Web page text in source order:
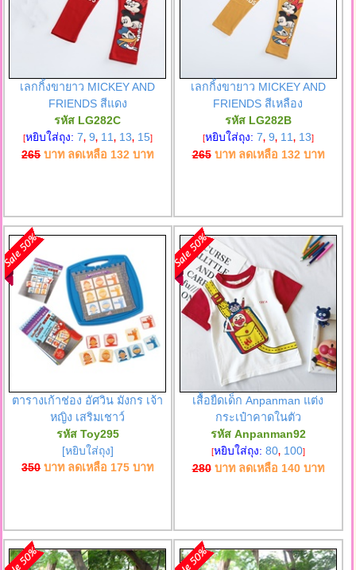
เลกกิ้งขายาว MICKEY AND
FRIENDS สีแดง
รหัส LG282C
[หยิบใส่ถุง: 7, 9, 11 , 13, 15]
265บาท ลดเหลือ 132 บาท
เลกกิ้งขายาว MICKEY AND
FRIENDS สีเหลือง
รหัส LG282B
[หยิบใส่ถุง: 7, 9, 11 , 13]
265บาท ลดเหลือ 132บาท
ตารางเก้าช่อง อัศวิน มังกร เจ้า
หญิง เสริมเชาว์
รหัส Toy295
[หยิบใส่ถุง]
350บาท ลดเหลือ 175 บาท
เสื้อยืดเด็ก Anpanman แต่ง
กระเป๋าคาดในตัว
รหัส Anpanman92
[หยิบใส่ถุง: 80, 100]
280บาท ลดเหลือ 140บาท